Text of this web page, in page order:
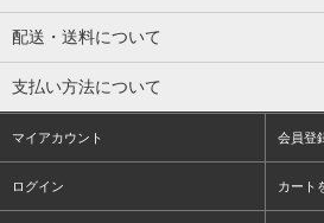
配送・送料について
支払い方法について
マイアカウント 会員登
ログイン カート